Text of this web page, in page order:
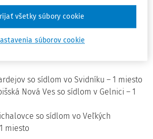
so sídlom v Turčianskych Tepliciach
Sobota so sídlom v Rimavskej
so sídlom vo Svidníku – 1 miesto
Nová Ves so sídlom v Gelnici – 1
so sídlom vo Veľkých
miesto
súborov cookie
všetky súbory cookie